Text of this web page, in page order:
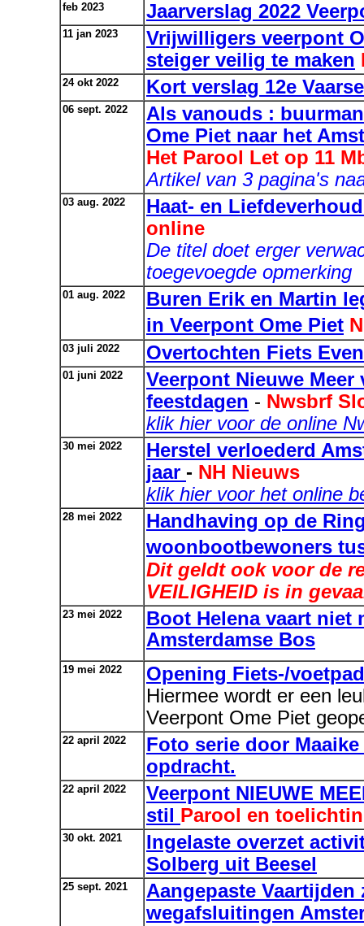
feb 2023 Jaarverslag 2022
11 jan 2023
Vrijwilligers veerpont
steiger veilig te maken
24 okt 2022 Kort verslag 12e
06 sept. 2022
Als vanouds :
Ome Piet naar het
Het Parool Let op 11
Artikel van 3 pagina's
03 aug. 2022
Haat- en
online
De titel doet erger
toegevoegde opmerking
01 aug. 2022
Buren Erik en Martin
in Veerpont Ome Piet
03 juli 2022 Overtochten Fiets
01 juni 2022
Veerpont Nieuwe
feestdagen - Nwsbrf
klik hier voor de online
30 mei 2022
Herstel verloederd
jaar - NH Nieuws
klik hier voor het online
28 mei 2022
Handhaving op de
woonbootbewoners
Dit geldt ook voor de
VEILIGHEID is in
23 mei 2022
Boot Helena vaart niet
Amsterdamse Bos
19 mei 2022
Opening Fiets-/
Hiermee wordt er een
Veerpont Ome Piet
22 april 2022
Foto serie door
opdracht.
22 april 2022
Veerpont NIEUWE
stil Parool en
30 okt. 2021
Ingelaste overzet
Solberg uit Beesel
25 sept. 2021
Aangepaste Vaartijden
wegafsluitingen